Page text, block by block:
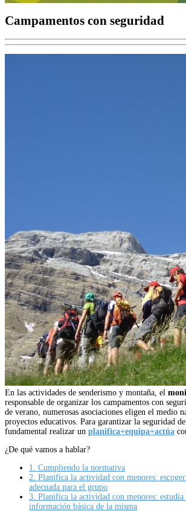
Campamentos con seguridad
En las actividades de senderismo y montaña, el
responsable de organizar los campamentos con
de verano, numerosas asociaciones eligen el medio
proyectos educativos. Para garantizar la seguridad
fundamental realizar un planifica+equipa+actúa
¿De qué vamos a hablar?
1. Cumpliendo la normativa
2. Planifica la actividad con menores:
adecuada para el grupo
3. Planifica la actividad con menores:
información básica de la misma